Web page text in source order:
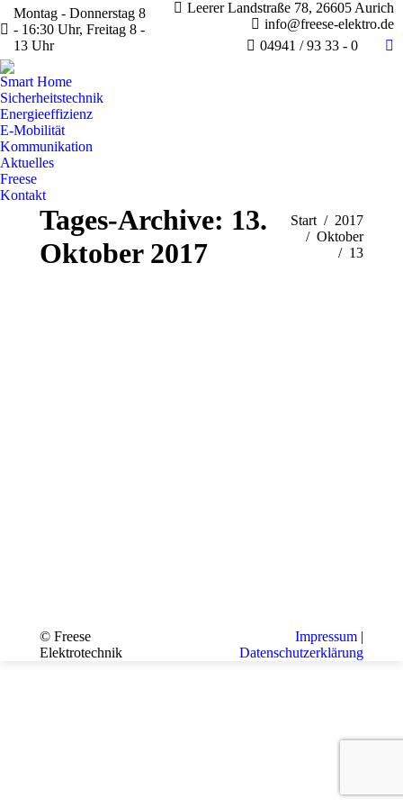
Montag - Donnerstag 8
- 16:30 Uhr, Freitag 8 -
13 Uhr
Leerer Landstraße 78, 26605 Aurich
info@freese-elektro.de
04941 / 93 33 - 0
Smart Home
Sicherheitstechnik
Energieeffizienz
E-Mobilität
Kommunikation
Aktuelles
Freese
Kontakt
Tages-Archive: 13.
Oktober 2017
Sie befinden sich hier:
Start
2017
Oktober
13
© Freese
Elektrotechnik
Impressum |
Datenschutzerklärung